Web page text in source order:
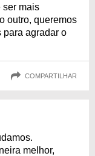
ser mais
outro, queremos
para agradar o
COMPARTILHAR
melhor,